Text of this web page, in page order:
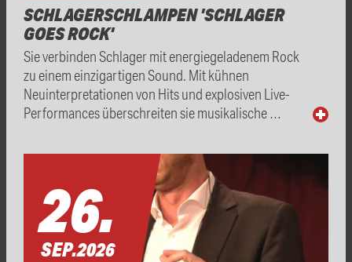
SCHLAGERSCHLAMPEN 'SCHLAGER
GOES ROCK'
Sie verbinden Schlager mit energiegeladenem Rock
zu einem einzigartigen Sound. Mit kühnen
Neuinterpretationen von Hits und explosiven Live-
Performances überschreiten sie musikalische …
26.
SEP.2026